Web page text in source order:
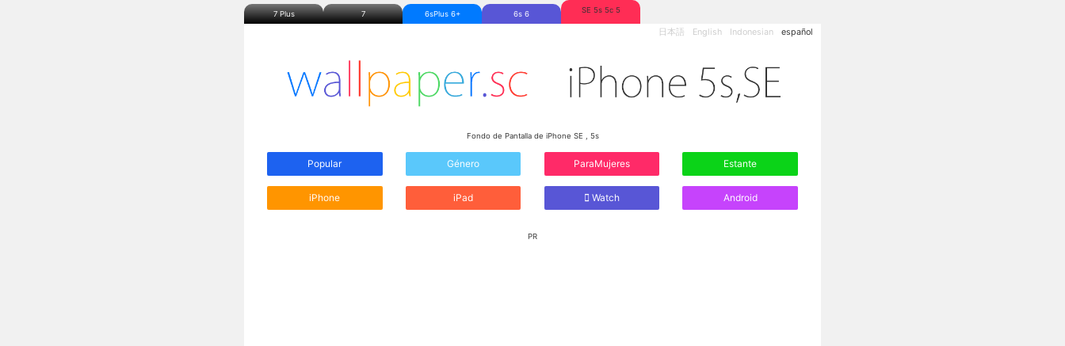
7 Plus 7 6sPlus 6+ 6s 6 SE 5s 5c 5
日本語 English Indonesian español
Fondo de Pantalla de iPhone SE , 5s
Popular Género ParaMujeres Estante
iPhone iPad Watch Android
PR